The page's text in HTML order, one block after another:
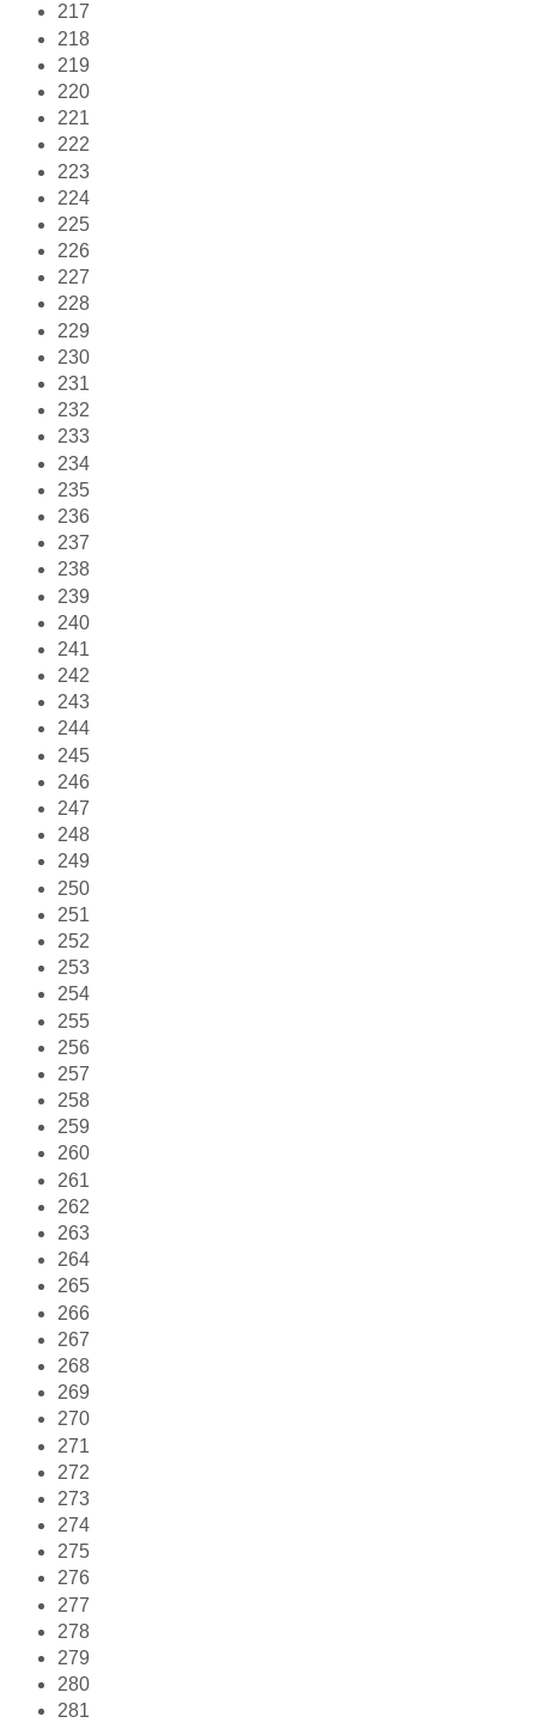
217
218
219
220
221
222
223
224
225
226
227
228
229
230
231
232
233
234
235
236
237
238
239
240
241
242
243
244
245
246
247
248
249
250
251
252
253
254
255
256
257
258
259
260
261
262
263
264
265
266
267
268
269
270
271
272
273
274
275
276
277
278
279
280
281